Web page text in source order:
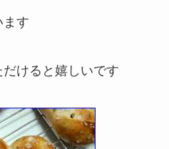
ます
けると嬉しいです